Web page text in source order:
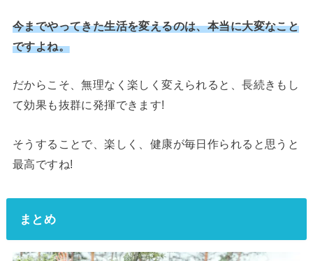
今までやってきた生活を変えるのは、本当に大変なこと
ですよね。
だからこそ、無理なく楽しく変えられると、長続きもし
て効果も抜群に発揮できます!
そうすることで、楽しく、健康が毎日作られると思うと
最高ですね!
まとめ